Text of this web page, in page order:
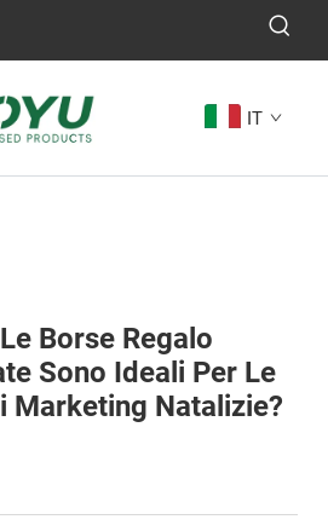
IT
Borse Regalo
Sono Ideali Per Le
Marketing Natalizie?